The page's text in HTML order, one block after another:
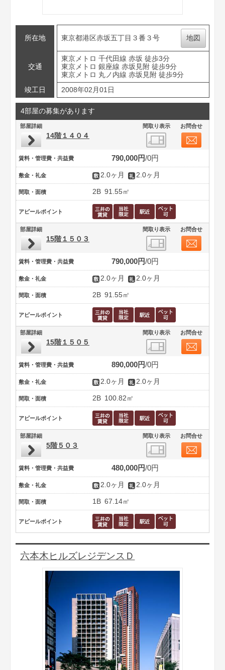
所在地 東京都港区赤坂五丁目３番３号 地図
交通
東京メトロ 千代田線 赤坂 徒歩3分
東京メトロ 銀座線 赤坂見附 徒歩9分
東京メトロ 丸ノ内線 赤坂見附 徒歩9分
竣工日
2008年02月01日
4部屋の募集があります
部屋詳細 間取り表示 お問合せ
14階１４０４
賃料・管理費・共益費 790,000円 0円
敷金・礼金 2.0ヶ月 2.0ヶ月
間取・面積 2B 91.55㎡
アピールポイント
部屋詳細 間取り表示 お問合せ
15階１５０３
賃料・管理費・共益費 790,000円 0円
敷金・礼金 2.0ヶ月 2.0ヶ月
間取・面積 2B 91.55㎡
アピールポイント
部屋詳細 間取り表示 お問合せ
15階１５０５
賃料・管理費・共益費 890,000円 0円
敷金・礼金 2.0ヶ月 2.0ヶ月
間取・面積 2B 100.82㎡
アピールポイント
部屋詳細 間取り表示 お問合せ
5階５０３
賃料・管理費・共益費 480,000円 0円
敷金・礼金 2.0ヶ月 2.0ヶ月
間取・面積 1B 67.14㎡
アピールポイント
六本木ヒルズレジデンスＤ